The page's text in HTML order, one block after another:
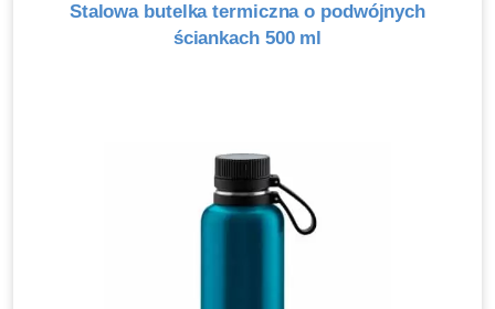
Stalowa butelka termiczna o podwójnych
ściankach 500 ml